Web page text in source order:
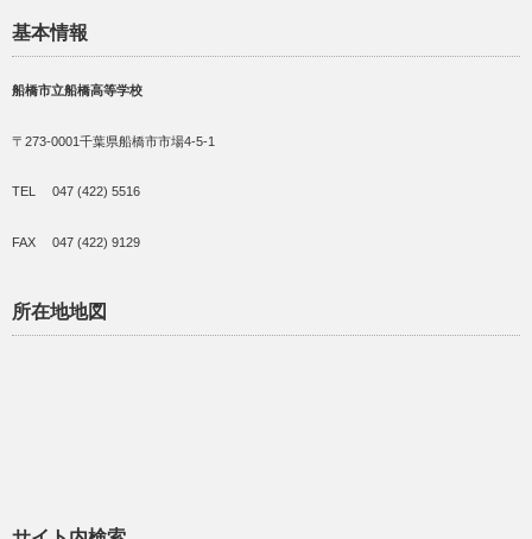
基本情報
船橋市立船橋高等学校
〒273-0001千葉県船橋市市場4-5-1
TEL 047 (422) 5516
FAX 047 (422) 9129
所在地地図